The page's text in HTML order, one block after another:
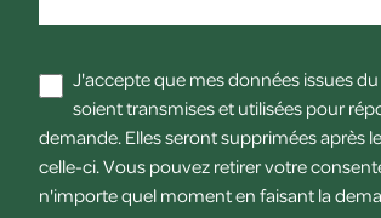
J'accepte que mes données issues
soient transmises et utilisées pour
demande. Elles seront supprimées après
celle-ci. Vous pouvez retirer votre
n'importe quel moment en faisant la